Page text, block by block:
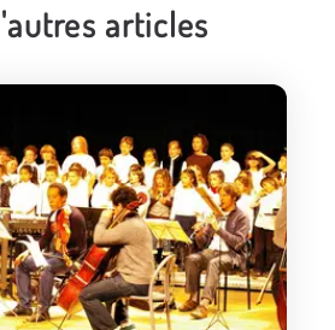
articles